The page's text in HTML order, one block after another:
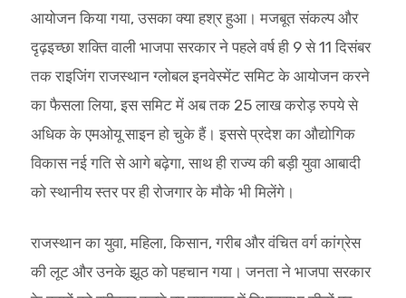
आयोजन किया गया, उसका क्या हश्र हुआ। मजबूत संकल्प और
दृढ़इच्छा शक्ति वाली भाजपा सरकार ने पहले वर्ष ही 9 से 11 दिसंबर
तक राइजिंग राजस्थान ग्लोबल इनवेस्मेंट समिट के आयोजन करने
का फैसला लिया, इस समिट में अब तक 25 लाख करोड़ रुपये से
अधिक के एमओयू साइन हो चुके हैं। इससे प्रदेश का औद्योगिक
विकास नई गति से आगे बढ़ेगा, साथ ही राज्य की बड़ी युवा आबादी
को स्थानीय स्तर पर ही रोजगार के मौके भी मिलेंगे।
राजस्थान का युवा, महिला, किसान, गरीब और वंचित वर्ग कांग्रेस
की लूट और उनके झूठ को पहचान गया। जनता ने भाजपा सरकार